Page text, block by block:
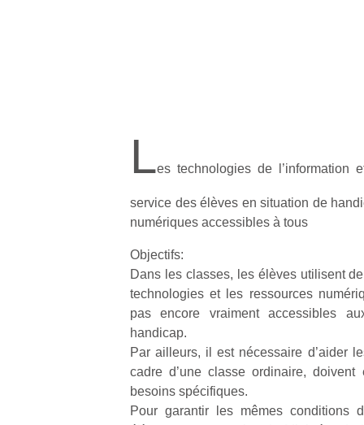
Les technologies de l’information
service des élèves en situation de
numériques accessibles à tous
Objectifs:
Dans les classes, les élèves utilisent
technologies et les ressources
pas encore vraiment accessibles
handicap.
Par ailleurs, il est nécessaire d’aider
cadre d’une classe ordinaire,
besoins spécifiques.
Pour garantir les mêmes conditions